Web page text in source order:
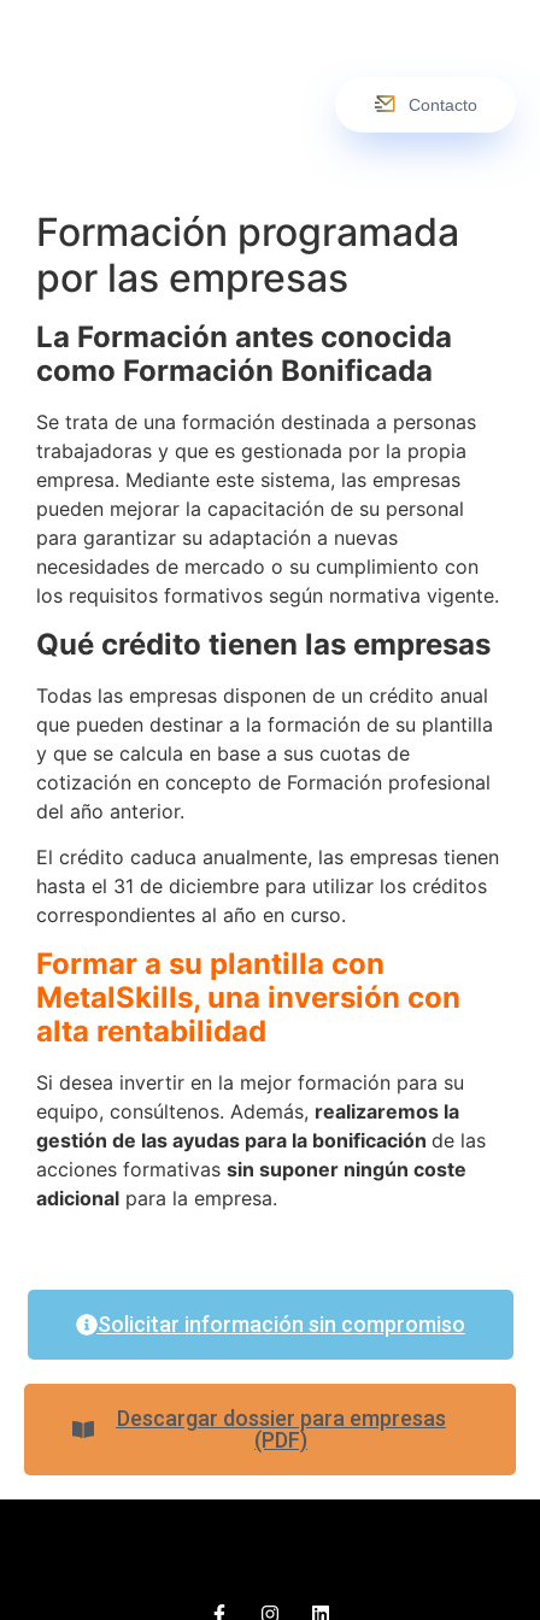
Contacto
Formación programada
por las empresas
La Formación antes conocida
como Formación Bonificada
Se trata de una formación destinada a personas
trabajadoras y que es gestionada por la propia
empresa. Mediante este sistema, las empresas
pueden mejorar la capacitación de su personal
para garantizar su adaptación a nuevas
necesidades de mercado o su cumplimiento con
los requisitos formativos según normativa vigente.
Qué crédito tienen las empresas
Todas las empresas disponen de un crédito anual
que pueden destinar a la formación de su plantilla
y que se calcula en base a sus cuotas de
cotización en concepto de Formación profesional
del año anterior.
El crédito caduca anualmente, las empresas tienen
hasta el 31 de diciembre para utilizar los créditos
correspondientes al año en curso.
Formar a su plantilla con
MetalSkills, una inversión con
alta rentabilidad
Si desea invertir en la mejor formación para su
equipo, consúltenos. Además, realizaremos la
gestión de las ayudas para la bonificación de las
acciones formativas sin suponer ningún coste
adicional para la empresa.
Solicitar información sin compromiso
Descargar dossier para empresas
(PDF)